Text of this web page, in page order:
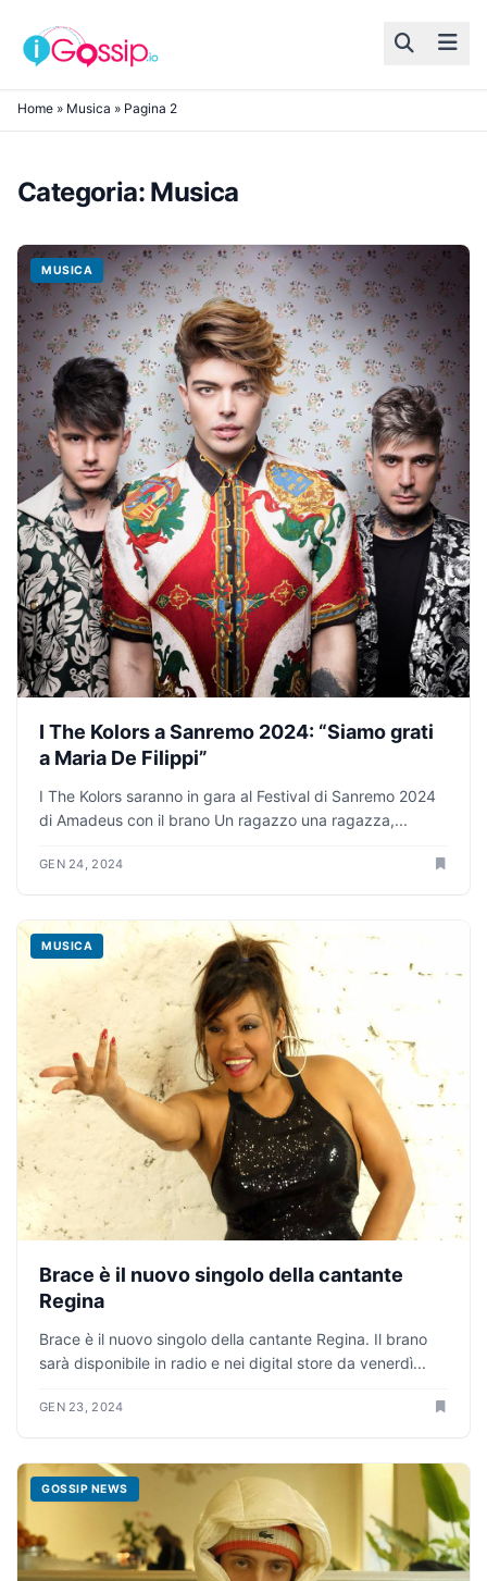
Skip to content
Home » Musica » Pagina 2
Categoria: Musica
MUSICA
I The Kolors a Sanremo 2024: “Siamo grati
a Maria De Filippi”
I The Kolors saranno in gara al Festival di Sanremo 2024
di Amadeus con il brano Un ragazzo una ragazza,...
GEN 24, 2024
MUSICA
Brace è il nuovo singolo della cantante
Regina
Brace è il nuovo singolo della cantante Regina. Il brano
sarà disponibile in radio e nei digital store da venerdì...
GEN 23, 2024
GOSSIP NEWS